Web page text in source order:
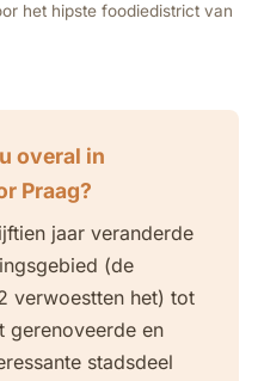
het hipste foodiedistrict van
overal in
Praag?
jaar veranderde
(de
verwoestten het) tot
gerenoveerde en
stadsdeel